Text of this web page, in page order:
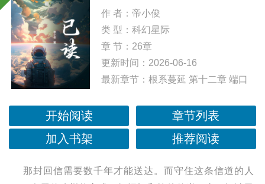
作 者： 帝小俊
类 型： 科幻星际
章 节：26章
更新时间：2026-06-16
最新章节： 根系蔓延 第十二章 端口
开始阅读
章节列表
加入书架
推荐阅读
那封回信需要数千年才能送达。而守住这条信道的人